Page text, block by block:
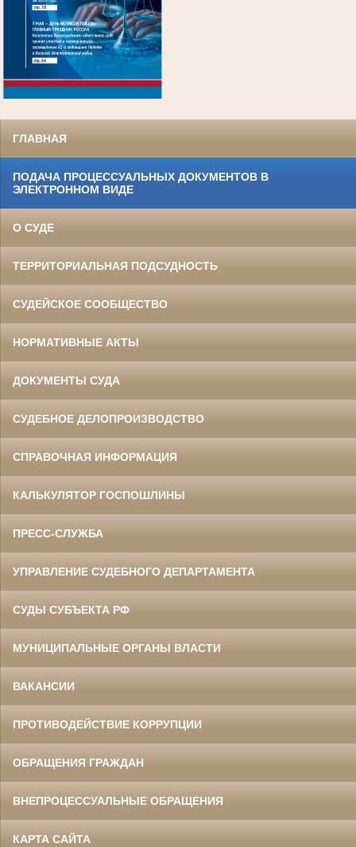
ГЛАВНАЯ
ПОДАЧА ПРОЦЕССУАЛЬНЫХ ДОКУМЕНТОВ В
ЭЛЕКТРОННОМ ВИДЕ
О СУДЕ
ТЕРРИТОРИАЛЬНАЯ ПОДСУДНОСТЬ
СУДЕЙСКОЕ СООБЩЕСТВО
НОРМАТИВНЫЕ АКТЫ
ДОКУМЕНТЫ СУДА
СУДЕБНОЕ ДЕЛОПРОИЗВОДСТВО
СПРАВОЧНАЯ ИНФОРМАЦИЯ
КАЛЬКУЛЯТОР ГОСПОШЛИНЫ
ПРЕСС-СЛУЖБА
УПРАВЛЕНИЕ СУДЕБНОГО ДЕПАРТАМЕНТА
СУДЫ СУБЪЕКТА РФ
МУНИЦИПАЛЬНЫЕ ОРГАНЫ ВЛАСТИ
ВАКАНСИИ
ПРОТИВОДЕЙСТВИЕ КОРРУПЦИИ
ОБРАЩЕНИЯ ГРАЖДАН
ВНЕПРОЦЕССУАЛЬНЫЕ ОБРАЩЕНИЯ
КАРТА САЙТА